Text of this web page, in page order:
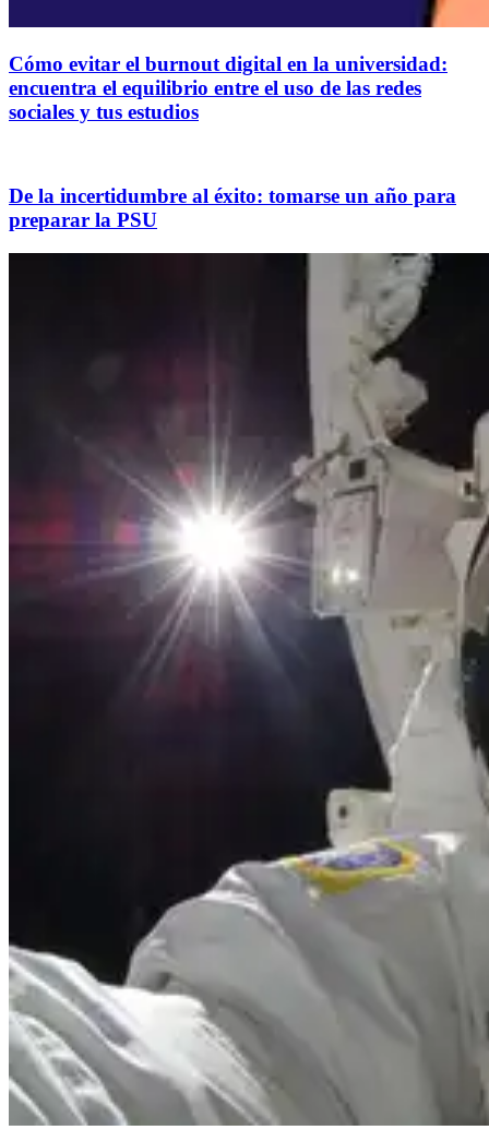
Cómo evitar el burnout digital en la universidad:
encuentra el equilibrio entre el uso de las redes
sociales y tus estudios
De la incertidumbre al éxito: tomarse un año para
preparar la PSU